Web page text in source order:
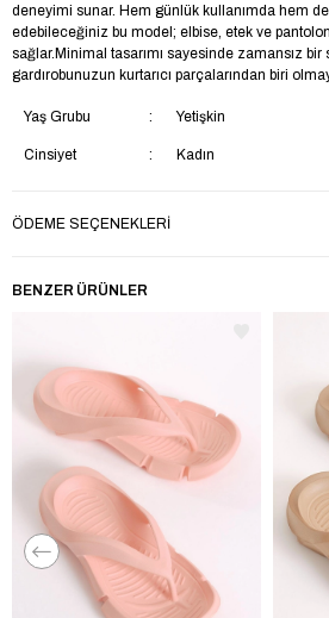
deneyimi sunar. Hem günlük kullanımda hem
edebileceğiniz bu model; elbise, etek ve
sağlar.Minimal tasarımı sayesinde zamansız bir
gardırobunuzun kurtarıcı parçalarından biri
Yaş Grubu Yetişkin
Cinsiyet Kadın
Kumaş Tipi
Saya Materyali
Taban Materyali Termoplastik
ÖDEME SEÇENEKLERI
BENZER ÜRÜNLER